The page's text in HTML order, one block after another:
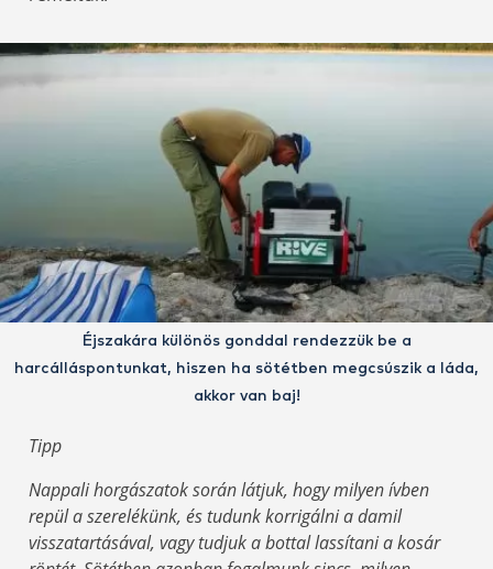
Éjszakára különös gonddal rendezzük be a
harcálláspontunkat, hiszen ha sötétben megcsúszik a láda,
akkor van baj!
Tipp
Nappali horgászatok során látjuk, hogy milyen ívben
repül a szerelékünk, és tudunk korrigálni a damil
visszatartásával, vagy tudjuk a bottal lassítani a kosár